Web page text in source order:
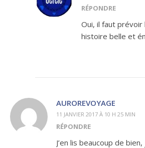
RÉPONDRE
Oui, il faut prévoir
histoire belle et
AUROREVOYAGE
11 JANVIER 2017 À 10 H 25 MIN
RÉPONDRE
J’en lis beaucoup de